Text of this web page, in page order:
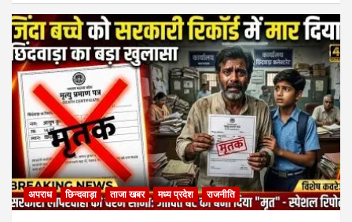
ce
b
o
o
k
at
s
A
p
p
ail ar
e
अपराध छिन्दवाड़ा ताजा खबर मध्य प्रदेश राजनीति